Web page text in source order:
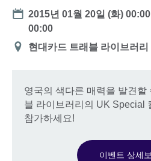
Date
2015년 01월 20일 (화) 00:00
00:00
장
현대카드 트래블 라이브러리
영국의 색다른 매력을 발견할
블 라이브러리의 UK Special
참가하세요!
이벤트 상세